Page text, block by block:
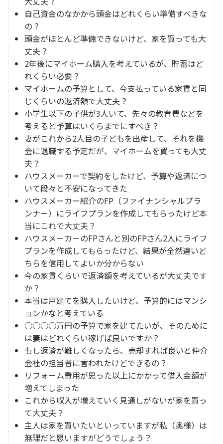
自己資金のなかから頭金はどれくらい準備すべきな
の？
頭金がほとんど準備できないけど、家を買っても大
丈夫？
2年後にマイホーム購入を考えているが、貯蓄はど
れくらい必要？
マイホームの予算として、今支払っている家賃と同
じくらいの返済額で大丈夫？
小学生以下の子供が3人いて、先々の教育費などを
考えると予算はいくらまでにすべき？
妻がこれから2人目の子どもを出産して、それを機
会に退職する予定だが、マイホームを買っても大丈
夫？
ハウスメーカーで契約をしたけど、予算や返済につ
いて段々と不安になってきた
ハウスメーカー紹介のFP（ファイナンシャルプラ
ンナー）にライフプランを作成してもらったけど本
当にこれで大丈夫？
ハウスメーカーのFPさんと別のFPさん2人にライフ
プランを作成してもらったけど、結果が全然違いど
ちらを信用してよいか分からない
今の家賃くらいで返済額を考えているが大丈夫です
か？
本当は戸建てを購入したいけど、予算的にはマンシ
ョンかなと考えている
○○○○万円の予算で家を建てたいが、そのために
は妻はどれくらい稼げば良いですか？
もし返済が難しくなったら、売却すれば良いと仲介
会社の担当者に言われたけどできるの？
リフォーム費用が思った以上にかかって借入金額が
増えてしまった
これから収入が増えていく見通しがないが家を買っ
て大丈夫？
主人は家を買いたいといっていますが私（奥様）は
無理だと思いますがどうでしょう？